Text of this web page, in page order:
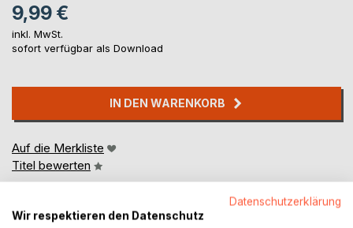
9,99 €
inkl. MwSt.
sofort verfügbar als Download
IN DEN WARENKORB
Auf die Merkliste
Titel bewerten
Datenschutzerklärung
Wir respektieren den Datenschutz